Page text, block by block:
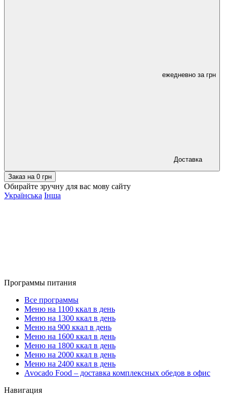
ежедневно за грн
Доставка
Заказ на 0 грн
Обирайте зручну для вас мову сайту
Українська Інша
Программы питания
Все программы
Меню на 1100 ккал в день
Меню на 1300 ккал в день
Меню на 900 ккал в день
Меню на 1600 ккал в день
Меню на 1800 ккал в день
Меню на 2000 ккал в день
Меню на 2400 ккал в день
Avocado Food – доставка комплексных обедов в офис
Навигация